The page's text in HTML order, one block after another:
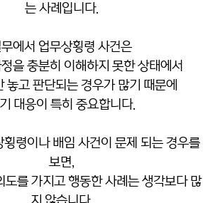
는 사례입니다.
에서 업무상횡령 사건은
을 충분히 이해하지 못한 상태에서
놓고 판단되는 경우가 많기 때문에
대응이 특히 중요합니다.
령이나 배임 사건이 문제 되는 경우를
보면,
도를 가지고 행동한 사례는 생각보다 많